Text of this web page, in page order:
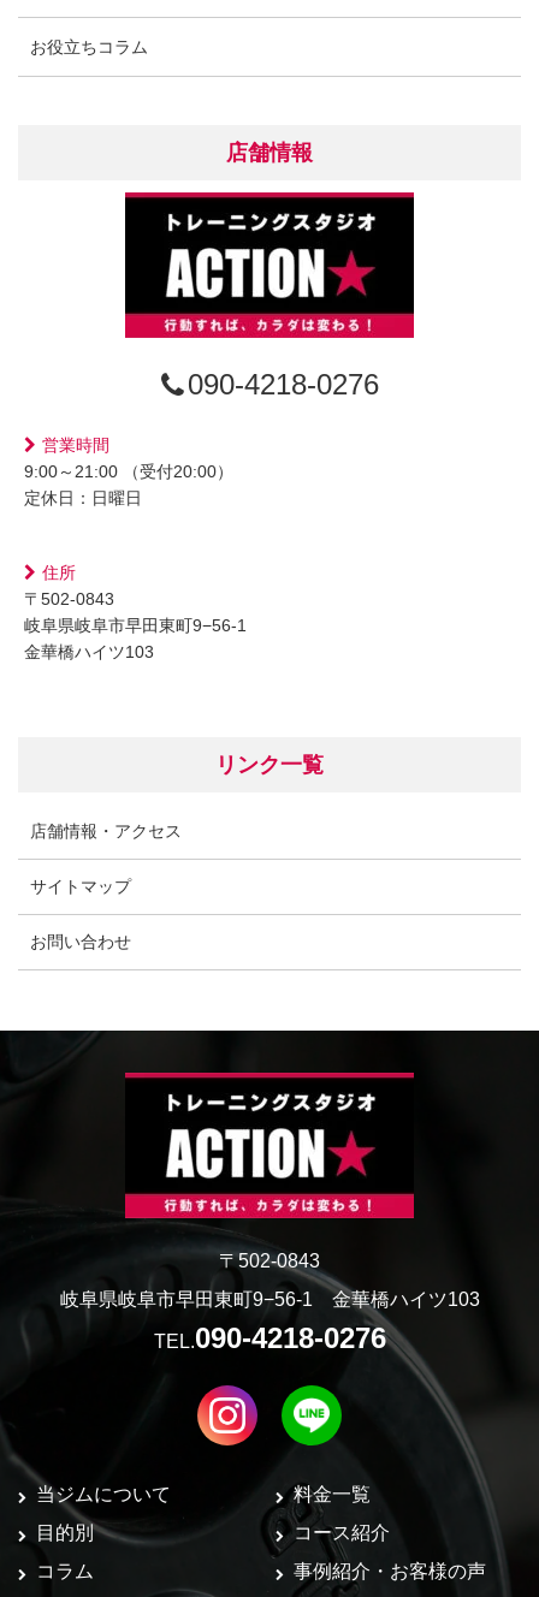
お役立ちコラム
店舗情報
090-4218-0276
営業時間
9:00～21:00 （受付20:00）
定休日：日曜日
住所
〒502-0843
岐阜県岐阜市早田東町9−56-1
金華橋ハイツ103
リンク一覧
店舗情報・アクセス
サイトマップ
お問い合わせ
〒502-0843
岐阜県岐阜市早田東町9−56-1 金華橋ハイツ103
TEL.090-4218-0276
当ジムについて
料金一覧
目的別
コース紹介
コラム
事例紹介・お客様の声